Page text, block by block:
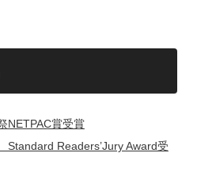
NETPAC賞受賞
Readers’Jury Award受